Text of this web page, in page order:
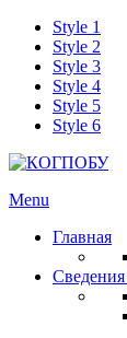
Style 1
Style 2
Style 3
Style 4
Style 5
Style 6
Menu
Главная